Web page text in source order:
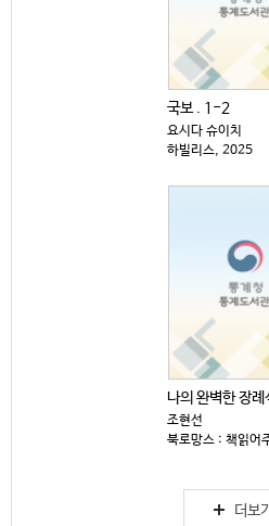
국보 . 1-2
요시다 슈이치
하빌리스, 2025
조현선
더보기